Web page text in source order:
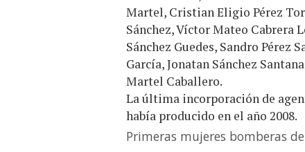
Martel, Cristian Eligio Pérez
Sánchez, Víctor Mateo Cabrera
Sánchez Guedes, Sandro Pérez
García, Jonatan Sánchez
Martel Caballero.
La última incorporación de
había producido en el año 2008.
Primeras mujeres bomberas